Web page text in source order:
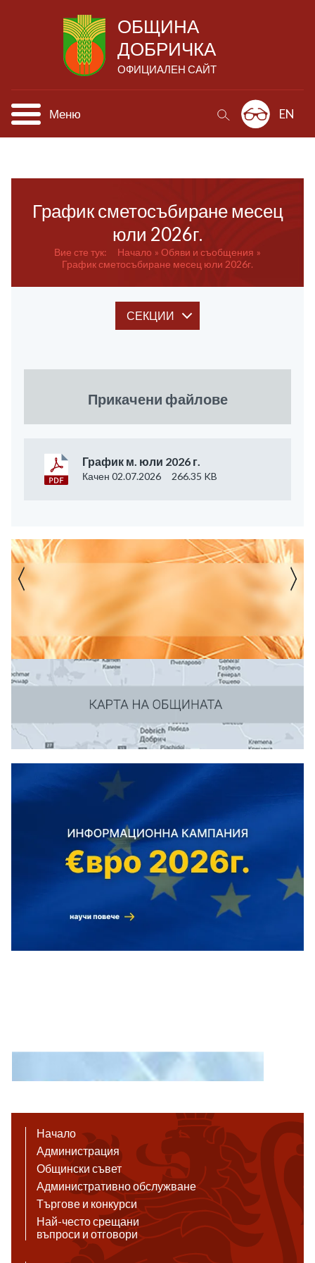
ОБЩИНА
ДОБРИЧКА
ОФИЦИАЛЕН САЙТ
Меню EN
График сметосъбиране месец
юли 2026г.
Вие сте тук: Начало
Обяви и съобщения
График сметосъбиране месец юли 2026г.
СЕКЦИИ
Прикачени файлове
График м. юли 2026 г.
Качен 02.07.2026 266.35 KB
Начало
Администрация
Общински съвет
Административно обслужване
Търгове и конкурси
Най-често срещани
въпроси и отговори